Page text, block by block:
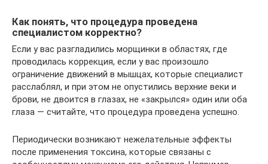
Как понять, что процедура проведена
специалистом корректно?
Если у вас разгладились морщинки в областях, где
проводилась коррекция, если у вас произошло
ограничение движений в мышцах, которые специалист
расслаблял, и при этом не опустились верхние веки и
брови, не двоится в глазах, не «закрылся» один или оба
глаза — считайте, что процедура проведена успешно.
Периодически возникают нежелательные эффекты
после применения токсина, которые связаны с